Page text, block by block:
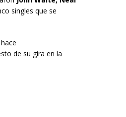
singles que se
de su gira en la